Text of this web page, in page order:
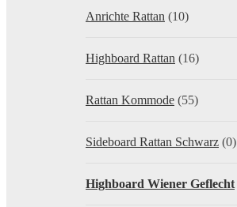
Anrichte Rattan (10)
Highboard Rattan (16)
Rattan Kommode (55)
Sideboard Rattan Schwarz (0)
Highboard Wiener Geflecht